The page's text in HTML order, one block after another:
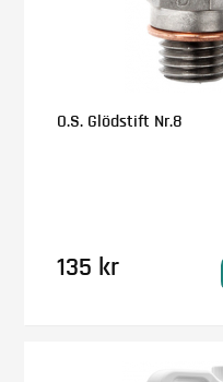
O.S. Glödstift Nr.8
135 kr